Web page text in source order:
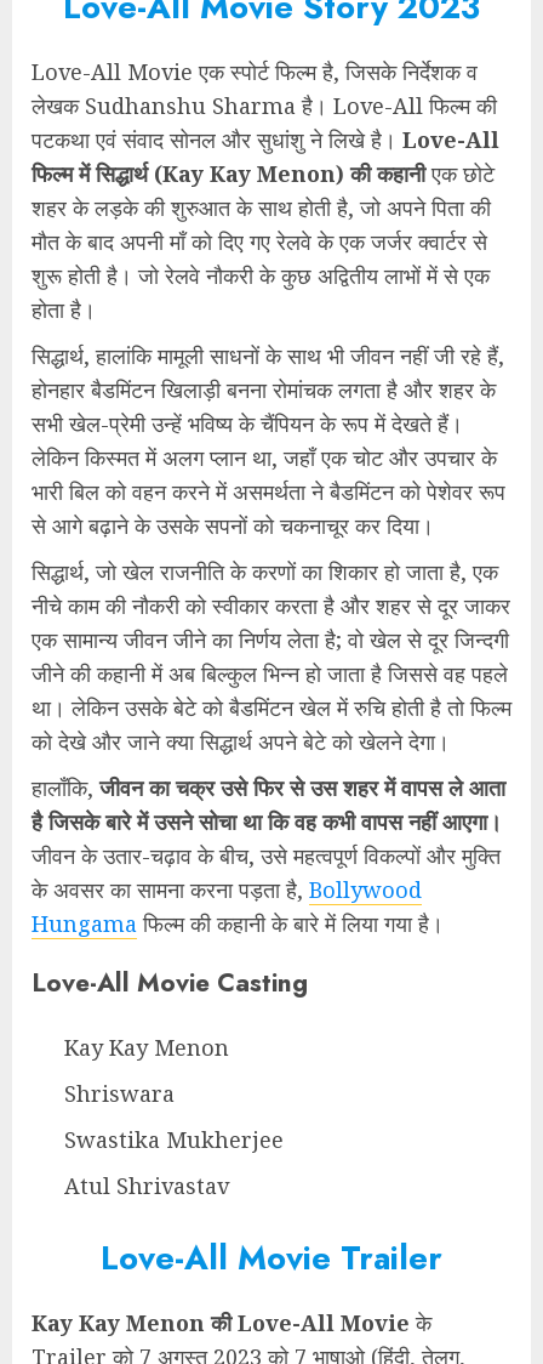
Love-All Movie एक स्पोर्ट फिल्म है, जिसके निर्देशक व
लेखक Sudhanshu Sharma है। Love-All फिल्म की
पटकथा एवं संवाद सोनल और सुधांशु ने लिखे है। Love-All
फिल्म में सिद्धार्थ (Kay Kay Menon) की कहानीएक छोटे
शहर के लड़के की शुरुआत के साथ होती है, जो अपने पिता की
मौत के बाद अपनी माँ को दिए गए रेलवे के एक जर्जर क्वार्टर से
शुरू होती है। जो रेलवे नौकरी के कुछ अद्वितीय लाभों में से एक
होता है।
सिद्धार्थ, हालांकि मामूली साधनों के साथ भी जीवन नहीं जी रहे हैं,
होनहार बैडमिंटन खिलाड़ी बनना रोमांचक लगता है और शहर के
सभी खेल-प्रेमी उन्हें भविष्य के चैंपियन के रूप में देखते हैं।
लेकिन किस्मत में अलग प्लान था, जहाँ एक चोट और उपचार के
भारी बिल को वहन करने में असमर्थता ने बैडमिंटन को पेशेवर रूप
से आगे बढ़ाने के उसके सपनों को चकनाचूर कर दिया।
सिद्धार्थ, जो खेल राजनीति के करणों का शिकार हो जाता है, एक
नीचे काम की नौकरी को स्वीकार करता है और शहर से दूर जाकर
एक सामान्य जीवन जीने का निर्णय लेता है; वो खेल से दूर जिन्दगी
जीने की कहानी में अब बिल्कुल भिन्न हो जाता है जिससे वह पहले
था। लेकिन उसके बेटे को बैडमिंटन खेल में रुचि होती है तो फिल्म
को देखे और जाने क्या सिद्धार्थ अपने बेटे को खेलने देगा।
हालाँकि,जीवन का चक्र उसे फिर से उस शहर में वापस ले आता
है जिसके बारे में उसने सोचा था कि वह कभी वापस नहीं आएगा।
जीवन के उतार-चढ़ाव के बीच, उसे महत्वपूर्ण विकल्पों और मुक्ति
के अवसर का सामना करना पड़ता है, Bollywood
Hungamaफिल्म की कहानी के बारे में लिया गया है।
Love-All Movie Casting
Kay Kay Menon
Shriswara
Swastika Mukherjee
Atul Shrivastav
Love-All Movie Trailer
Kay Kay Menon की Love-All Movie के
Trailer को 7 अगस्त 2023 को 7 भाषाओ (हिंदी, तेलुगु,